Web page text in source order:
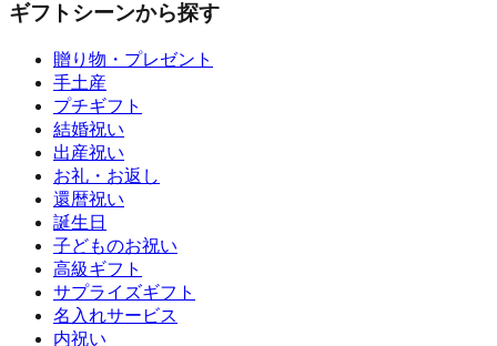
ギフトシーンから探す
贈り物・プレゼント
手土産
プチギフト
結婚祝い
出産祝い
お礼・お返し
還暦祝い
誕生日
子どものお祝い
高級ギフト
サプライズギフト
名入れサービス
内祝い